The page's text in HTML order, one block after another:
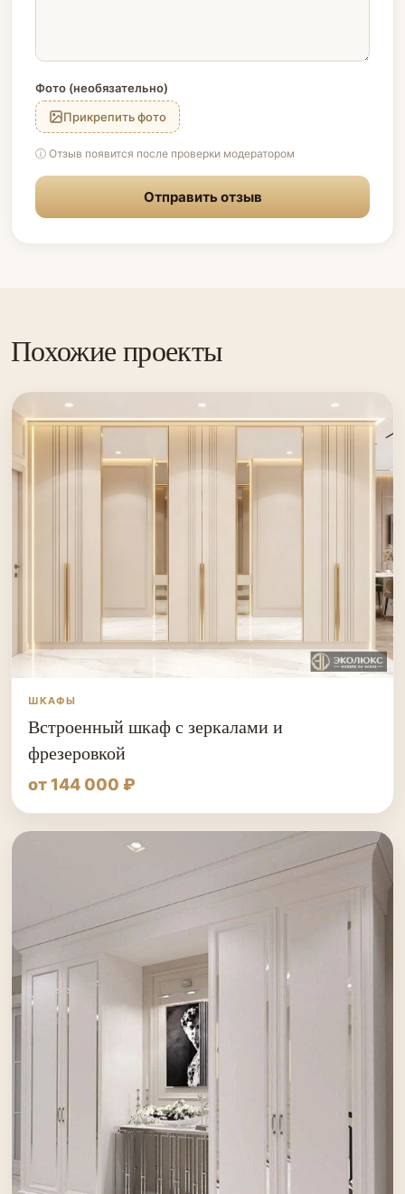
Фото (необязательно)
Прикрепить фото
ⓘ Отзыв появится после проверки модератором
Отправить отзыв
Похожие проекты
ШКАФЫ
Встроенный шкаф с зеркалами и
фрезеровкой
от 144 000 ₽